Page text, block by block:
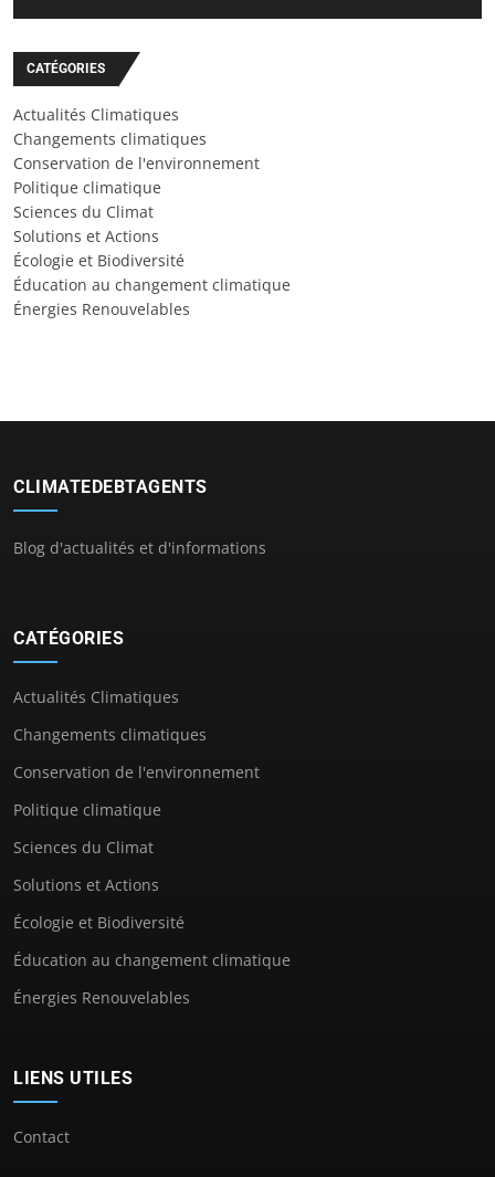
CATÉGORIES
Actualités Climatiques
Changements climatiques
Conservation de l'environnement
Politique climatique
Sciences du Climat
Solutions et Actions
Écologie et Biodiversité
Éducation au changement climatique
Énergies Renouvelables
CLIMATEDEBTAGENTS
Blog d'actualités et d'informations
CATÉGORIES
Actualités Climatiques
Changements climatiques
Conservation de l'environnement
Politique climatique
Sciences du Climat
Solutions et Actions
Écologie et Biodiversité
Éducation au changement climatique
Énergies Renouvelables
LIENS UTILES
Contact